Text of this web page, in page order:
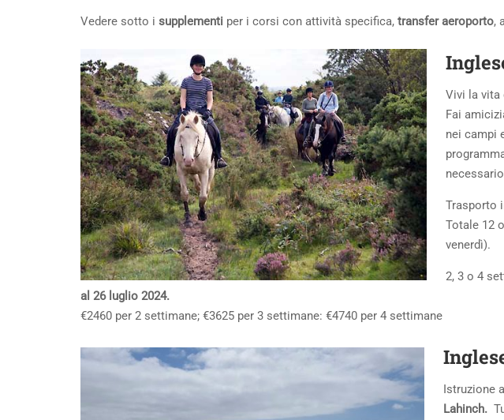
Vedere sotto i supplementi per i corsi con attività specifica, transfer aeroporto,
Vivi la vita
Fai
nei campi
Trasporto
Totale 12
venerdì).
2, 3 o 4
al 26 luglio 2024.
€2460 per 2 settimane; €3625 per 3 settimane: €4740 per 4 settimane
Istruzione
Lahinch.